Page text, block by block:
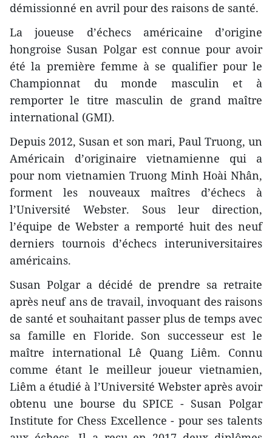
démissionné en avril pour des raisons de santé.
La joueuse d’échecs américaine d’origine
hongroise Susan Polgar est connue pour avoir
été la première femme à se qualifier pour le
Championnat du monde masculin et à
remporter le titre masculin de grand maître
international (GMI).
Depuis 2012, Susan et son mari, Paul Truong, un
Américain d’originaire vietnamienne qui a
pour nom vietnamien Truong Minh Hoài Nhân,
forment les nouveaux maîtres d’échecs à
l’Université Webster. Sous leur direction,
l’équipe de Webster a remporté huit des neuf
derniers tournois d’échecs interuniversitaires
américains.
Susan Polgar a décidé de prendre sa retraite
après neuf ans de travail, invoquant des raisons
de santé et souhaitant passer plus de temps avec
sa famille en Floride. Son successeur est le
maître international Lê Quang Liêm. Connu
comme étant le meilleur joueur vietnamien,
Liêm a étudié à l’Université Webster après avoir
obtenu une bourse du SPICE - Susan Polgar
Institute for Chess Excellence - pour ses talents